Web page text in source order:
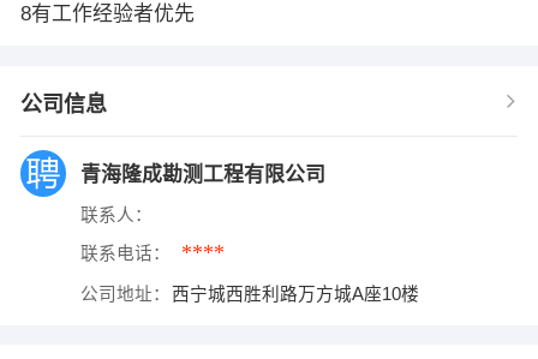
8有工作经验者优先
公司信息
青海隆成勘测工程有限公司
联系人：
联系电话： ****
公司地址： 西宁城西胜利路万方城A座10楼